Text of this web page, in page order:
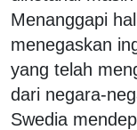
Menanggapi
menegaskan
yang telah
dari negara-
Swedia